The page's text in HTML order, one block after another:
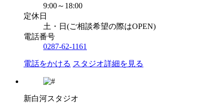
9:00～18:00
定休日
土・日(ご相談希望の際はOPEN)
電話番号
0287-62-1161
電話をかける スタジオ詳細を見る
新白河スタジオ